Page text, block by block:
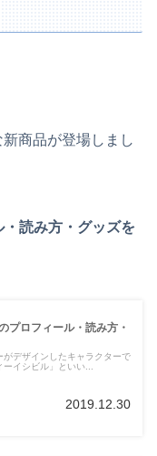
商品が登場しまし
読み方・グッズを
プロフィール・読み方・
デザインしたキャラクターで
イシビル」といい...
2019.12.30